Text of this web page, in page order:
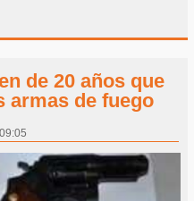
de 20 años que
armas de fuego